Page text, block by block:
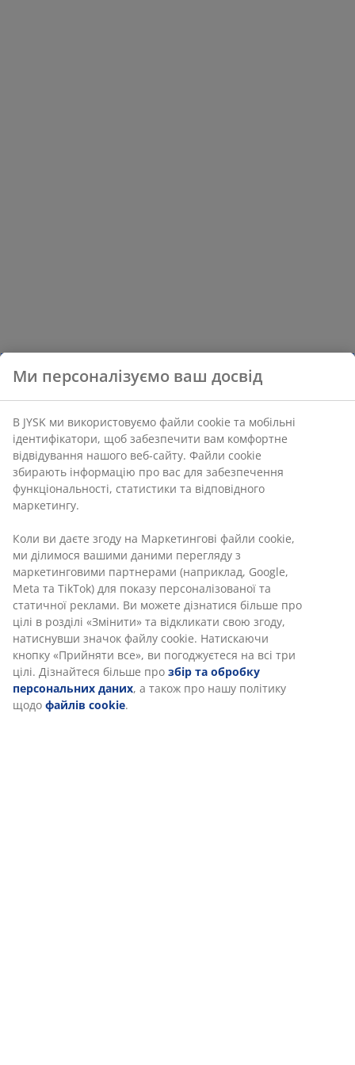
Ми персоналізуємо ваш досвід
В JYSK ми використовуємо файли cookie та мобільні
ідентифікатори, щоб забезпечити вам комфортне
відвідування нашого веб-сайту. Файли cookie
збирають інформацію про вас для забезпечення
функціональності, статистики та відповідного
маркетингу.
Коли ви даєте згоду на Маркетингові файли cookie,
ми ділимося вашими даними перегляду з
маркетинговими партнерами (наприклад, Google,
Meta та TikTok) для показу персоналізованої та
статичної реклами. Ви можете дізнатися більше про
цілі в розділі «Змінити» та відкликати свою згоду,
натиснувши значок файлу cookie. Натискаючи
кнопку «Прийняти все», ви погоджуєтеся на всі три
цілі. Дізнайтеся більше про збір та обробку
персональних даних, а також про нашу політику
щодо файлів cookie.